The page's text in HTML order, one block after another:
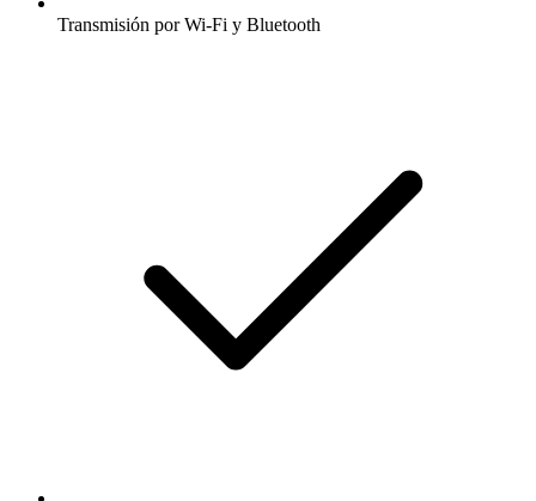
Transmisión por Wi-Fi y Bluetooth